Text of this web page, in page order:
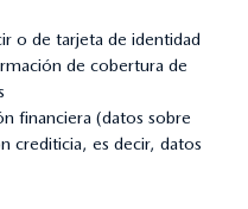
o de tarjeta de identidad
de cobertura de
financiera (datos sobre
crediticia, es decir, datos